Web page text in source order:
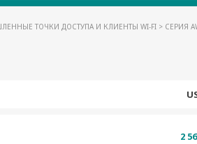
ТОЧКИ ДОСТУПА И КЛИЕНТЫ WI-FI > СЕРИЯ
2